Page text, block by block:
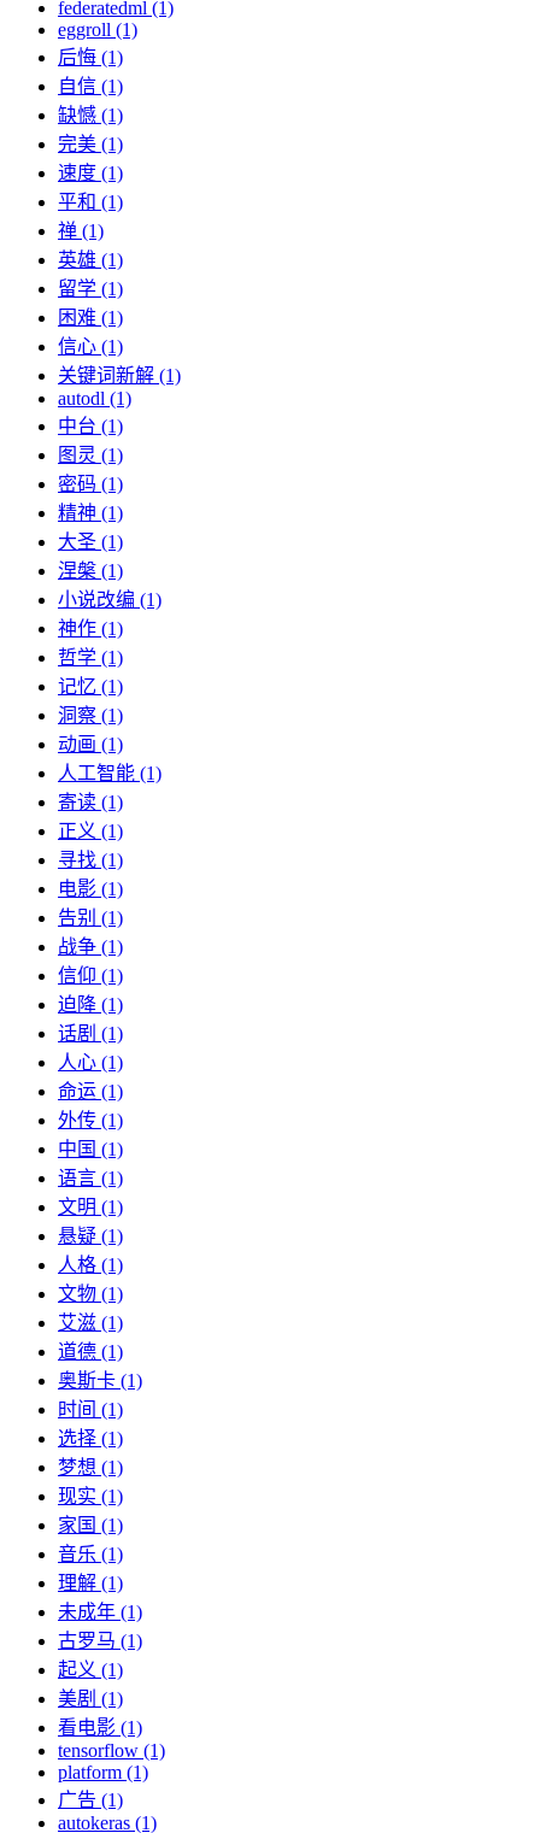
federatedml (1)
eggroll (1)
后悔 (1)
自信 (1)
缺憾 (1)
完美 (1)
速度 (1)
平和 (1)
禅 (1)
英雄 (1)
留学 (1)
困难 (1)
信心 (1)
关键词新解 (1)
autodl (1)
中台 (1)
图灵 (1)
密码 (1)
精神 (1)
大圣 (1)
涅槃 (1)
小说改编 (1)
神作 (1)
哲学 (1)
记忆 (1)
洞察 (1)
动画 (1)
人工智能 (1)
寄读 (1)
正义 (1)
寻找 (1)
电影 (1)
告别 (1)
战争 (1)
信仰 (1)
迫降 (1)
话剧 (1)
人心 (1)
命运 (1)
外传 (1)
中国 (1)
语言 (1)
文明 (1)
悬疑 (1)
人格 (1)
文物 (1)
艾滋 (1)
道德 (1)
奥斯卡 (1)
时间 (1)
选择 (1)
梦想 (1)
现实 (1)
家国 (1)
音乐 (1)
理解 (1)
未成年 (1)
古罗马 (1)
起义 (1)
美剧 (1)
看电影 (1)
tensorflow (1)
platform (1)
广告 (1)
autokeras (1)